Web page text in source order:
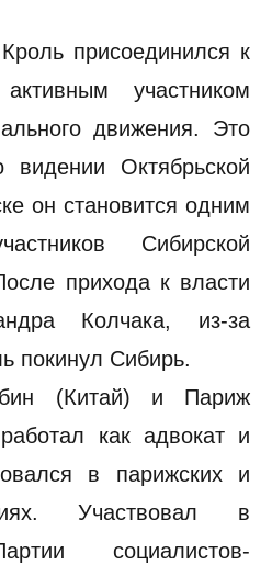
присоединился к
участником
движения. Это
видении Октябрьской
он становится одним
Сибирской
прихода к власти
Колчака, из-за
покинул Сибирь.
(Китай) и Париж
как адвокат и
в парижских и
Участвовал в
социалистов-